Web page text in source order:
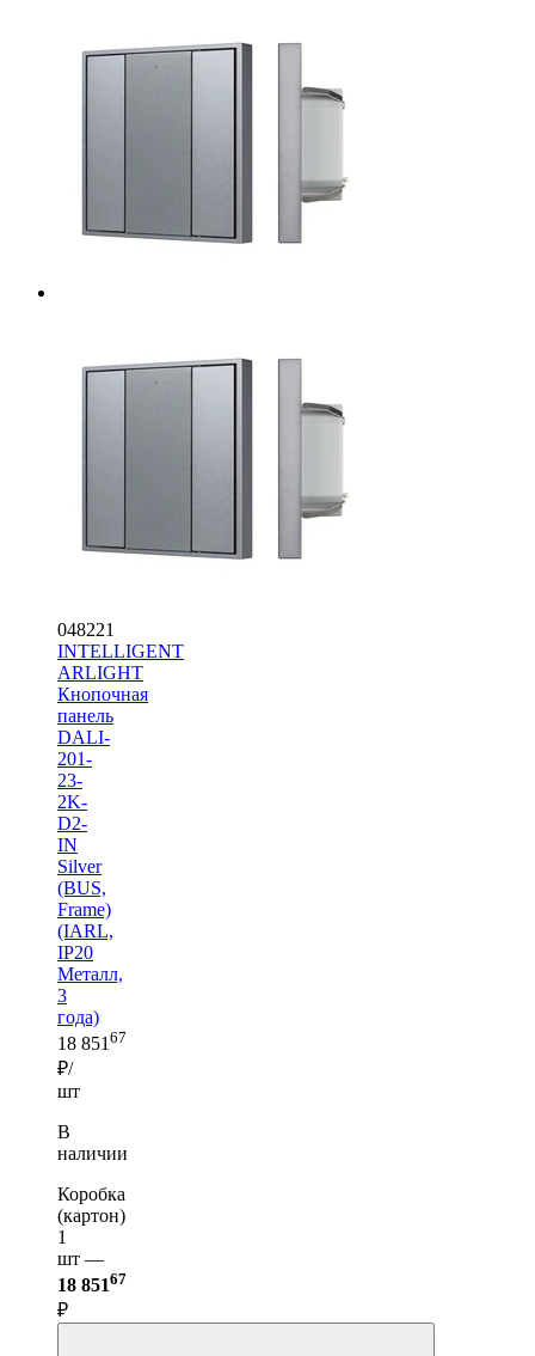
048221
INTELLIGENT
ARLIGHT
Кнопочная
панель
DALI-
201-
23-
2K-
D2-
IN
Silver
(BUS,
Frame)
(IARL,
IP20
Металл,
3
года)
18 851 67
₽/
шт
В
наличии
Коробка
(картон)
1
шт —
18 85167
₽